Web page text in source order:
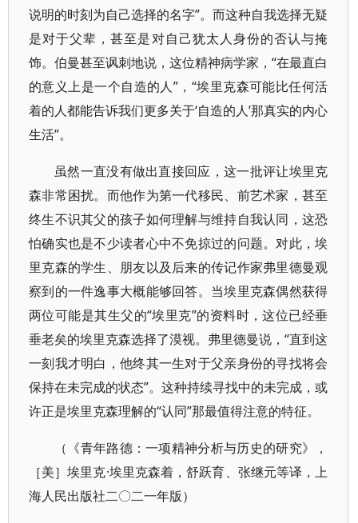
说明的时刻为自己选择的名字”。而这种自我选择无疑
是对于父辈，甚至是对自己犹太人身份的否认与掩
饰。伯曼甚至讽刺地说，这位精神病学家，“在最直白
的意义上是一个自造的人”，“埃里克森可能比任何活
着的人都能告诉我们更多关于‘自造的人’那真实的内心
生活”。
虽然一直没有做出直接回应，这一批评让埃里克
森非常困扰。而他作为第一代移民、前艺术家，甚至
终生不识其父的孩子如何理解与维持自我认同，这恐
怕确实也是不少读者心中不免掠过的问题。对此，埃
里克森的学生、朋友以及后来的传记作家弗里德曼观
察到的一件逸事大概能够回答。当埃里克森偶然获得
两位可能是其生父的“埃里克”的资料时，这位已经垂
垂老矣的埃里克森选择了漠视。弗里德曼说，“直到这
一刻我才明白，他终其一生对于父亲身份的寻找将会
保持在未完成的状态”。这种持续寻找中的未完成，或
许正是埃里克森理解的“认同”那最值得注意的特征。
（《青年路德：一项精神分析与历史的研究》，
［美］埃里克·埃里克森着，舒跃育、张继元等译，上
海人民出版社二〇二一年版）